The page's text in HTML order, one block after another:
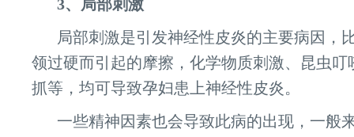
3、局部刺激
局部刺激是引发神经性皮炎的主要病因，
领过硬而引起的摩擦，化学物质刺激、昆虫叮
抓等，均可导致孕妇患上神经性皮炎。
一些精神因素也会导致此病的出现，一般